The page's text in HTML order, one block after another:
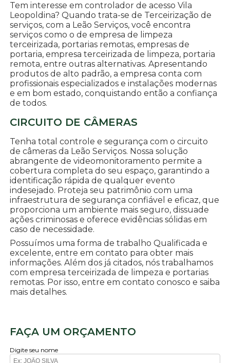
Tem interesse em controlador de acesso Vila
Leopoldina? Quando trata-se de Terceirização de
serviços, com a Leão Serviços, você encontra
serviços como o de empresa de limpeza
terceirizada, portarias remotas, empresas de
portaria, empresa terceirizada de limpeza, portaria
remota, entre outras alternativas. Apresentando
produtos de alto padrão, a empresa conta com
profissionais especializados e instalações modernas
e em bom estado, conquistando então a confiança
de todos.
CIRCUITO DE CÂMERAS
Tenha total controle e segurança com o circuito
de câmeras da Leão Serviços. Nossa solução
abrangente de videomonitoramento permite a
cobertura completa do seu espaço, garantindo a
identificação rápida de qualquer evento
indesejado. Proteja seu patrimônio com uma
infraestrutura de segurança confiável e eficaz, que
proporciona um ambiente mais seguro, dissuade
ações criminosas e oferece evidências sólidas em
caso de necessidade.
Possuímos uma forma de trabalho Qualificada e
excelente, entre em contato para obter mais
informações. Além dos já citados, nós trabalhamos
com empresa terceirizada de limpeza e portarias
remotas. Por isso, entre em contato conosco e saiba
mais detalhes.
FAÇA UM ORÇAMENTO
Digite seu nome